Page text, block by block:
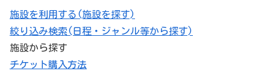
施設を利用する(施設を探す)
絞り込み検索(日程・ジャンル等から探す)
施設から探す
チケット購入方法